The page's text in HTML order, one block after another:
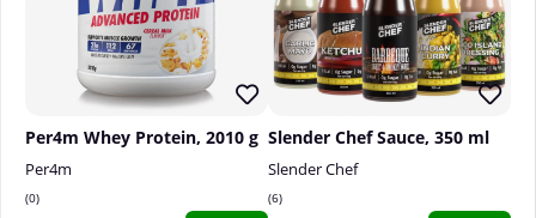
Per4m Whey Protein, 2010 g
Per4m
0
Slender Chef Sauce, 350 ml
Slender Chef
6